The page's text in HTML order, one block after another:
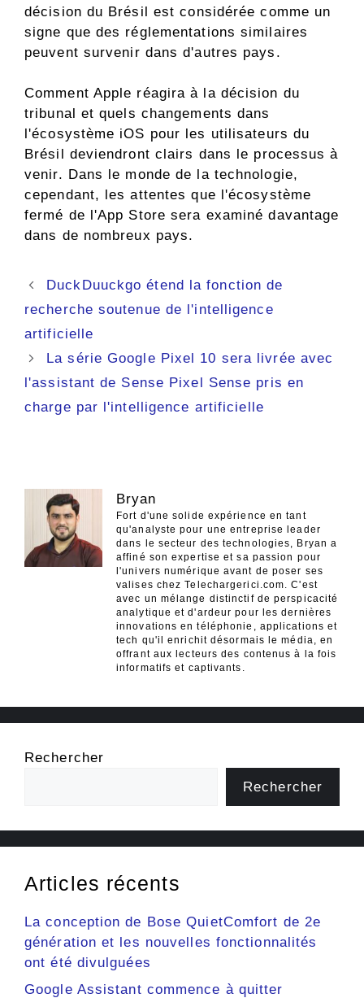
décision du Brésil est considérée comme un
signe que des réglementations similaires
peuvent survenir dans d'autres pays.
Comment Apple réagira à la décision du
tribunal et quels changements dans
l'écosystème iOS pour les utilisateurs du
Brésil deviendront clairs dans le processus à
venir. Dans le monde de la technologie,
cependant, les attentes que l'écosystème
fermé de l'App Store sera examiné davantage
dans de nombreux pays.
Navigation
des
DuckDuuckgo étend la fonction de
recherche soutenue de l'intelligence
artificielle
La série Google Pixel 10 sera livrée avec
l'assistant de Sense Pixel Sense pris en
charge par l'intelligence artificielle
Bryan
Fort d'une solide expérience en tant
qu'analyste pour une entreprise leader
dans le secteur des technologies, Bryan a
affiné son expertise et sa passion pour
l'univers numérique avant de poser ses
valises chez Telechargerici.com. C'est
avec un mélange distinctif de perspicacité
analytique et d'ardeur pour les dernières
innovations en téléphonie, applications et
tech qu'il enrichit désormais le média, en
offrant aux lecteurs des contenus à la fois
informatifs et captivants.
Rechercher
Rechercher
Articles récents
La conception de Bose QuietComfort de 2e
génération et les nouvelles fonctionnalités
ont été divulguées
Google Assistant commence à quitter